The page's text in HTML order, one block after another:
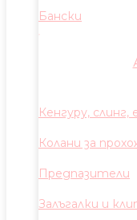
Бански
Кенгуру, слинг,
Колани за
Предпазители
Залъгалки и